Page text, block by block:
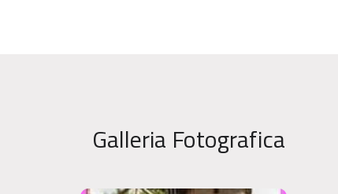
Galleria Fotografica